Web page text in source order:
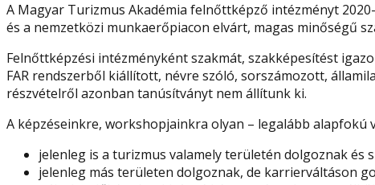
A Magyar Turizmus Akadémia felnőttképző intézményt
és a nemzetközi munkaerőpiacon elvárt, magas minőségű
Felnőttképzési intézményként szakmát, szakképesítést
FAR rendszerből kiállított, névre szóló, sorszámozott,
részvételről azonban tanúsítványt nem állítunk ki.
A képzéseinkre, workshopjainkra olyan – legalább
jelenleg is a turizmus valamely területén dolgoznak
jelenleg más területen dolgoznak, de karrierváltáson